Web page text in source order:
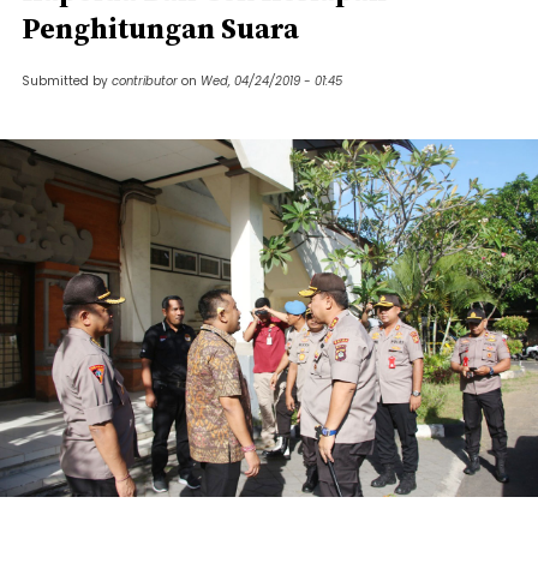
Penghitungan Suara
Submitted by contributor on Wed, 04/24/2019 - 01:45